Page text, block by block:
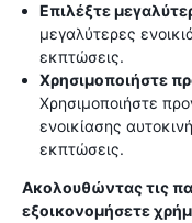
Επιλέξτε
μεγαλύτερες
εκπτώσεις.
Χρησιμοποιήστε
Χρησιμοποιήστε
ενοικίασης
εκπτώσεις.
Ακολουθώντας τις
εξοικονομήσετε